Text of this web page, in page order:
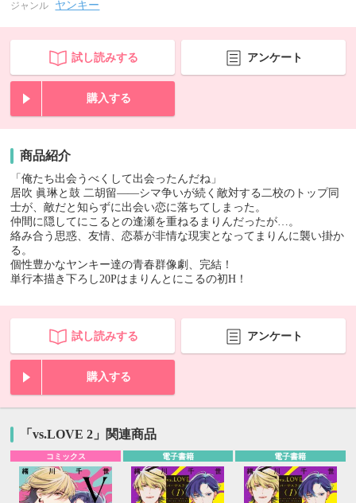
ジャンル ヤンキー
試し読みする アンケート
購入する
商品紹介
「俺たち出会うべくして出会ったんだね」
居吹 眞琳と鼓 二胡留――シマ争いが続く敵対する二校のトップ同
士が、敵だと知らずに出会い恋に落ちてしまった。
仲間に隠してにこるとの逢瀬を重ねるまりんだったが…。
絡み合う思惑、友情、恋慕が非情な現実となってまりんに襲い掛か
る。
個性豊かなヤンキー達の青春群像劇、完結！
単行本描き下ろし20Pはまりんとにこるの初H！
試し読みする アンケート
購入する
「vs.LOVE 2」関連商品
コミックス 電子書籍 電子書籍